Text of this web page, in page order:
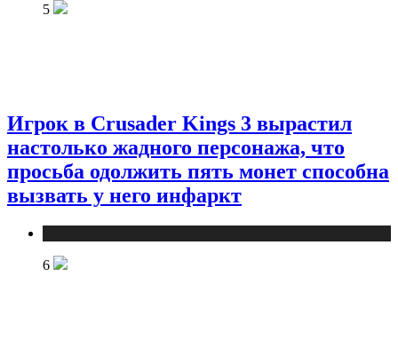
5
Игрок в Crusader Kings 3 вырастил
настолько жадного персонажа, что
просьба одолжить пять монет способна
вызвать у него инфаркт
6